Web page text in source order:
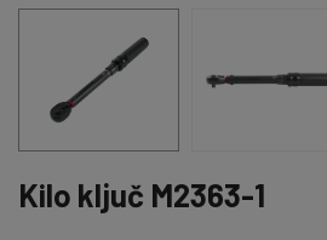
Kilo ključ M2363-1